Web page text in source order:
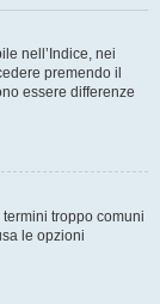
nell’Indice, nei
premendo il
essere differenze
troppo comuni
le opzioni